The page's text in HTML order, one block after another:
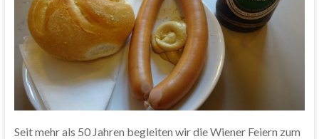
Seit mehr als 50 Jahren begleiten wir die Wiener Feiern zum